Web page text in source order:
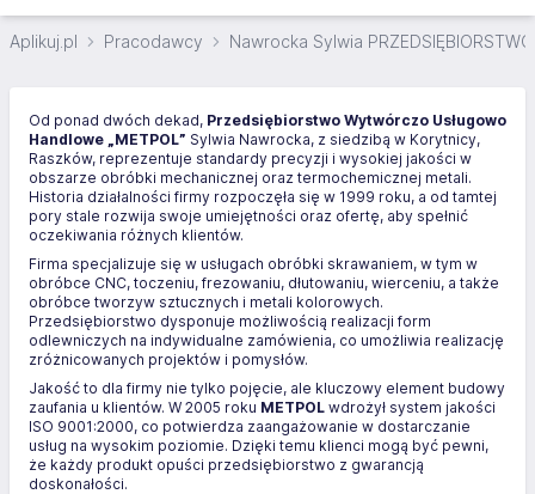
Aplikuj.pl Pracodawcy Nawrocka Sylwia
Od ponad dwóch dekad, Przedsiębiorstwo Wytwórczo Usługowo
Handlowe „METPOL” Sylwia Nawrocka, z siedzibą w Korytnicy,
Raszków, reprezentuje standardy precyzji i wysokiej jakości w
obszarze obróbki mechanicznej oraz termochemicznej metali.
Historia działalności firmy rozpoczęła się w 1999 roku, a od tamtej
pory stale rozwija swoje umiejętności oraz ofertę, aby spełnić
oczekiwania różnych klientów.
Firma specjalizuje się w usługach obróbki skrawaniem, w tym w
obróbce CNC, toczeniu, frezowaniu, dłutowaniu, wierceniu, a także
obróbce tworzyw sztucznych i metali kolorowych.
Przedsiębiorstwo dysponuje możliwością realizacji form
odlewniczych na indywidualne zamówienia, co umożliwia realizację
zróżnicowanych projektów i pomysłów.
Jakość to dla firmy nie tylko pojęcie, ale kluczowy element budowy
zaufania u klientów. W 2005 roku METPOL wdrożył system jakości
ISO 9001:2000, co potwierdza zaangażowanie w dostarczanie
usług na wysokim poziomie. Dzięki temu klienci mogą być pewni,
że każdy produkt opuści przedsiębiorstwo z gwarancją
doskonałości.